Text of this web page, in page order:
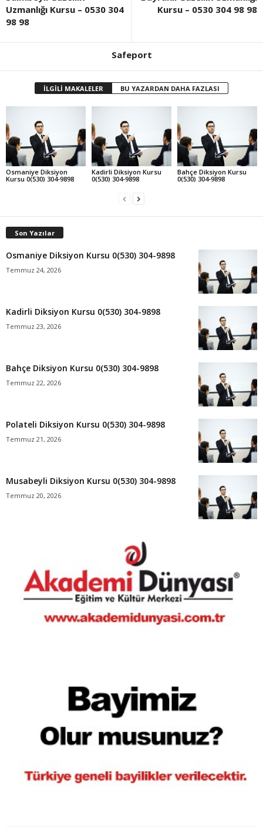
Uzmanlığı Kursu – 0530 304
98 98
Kursu – 0530 304 98 98
Safeport
İLGİLİ MAKALELER BU YAZARDAN DAHA FAZLASI
Osmaniye Diksiyon
Kursu 0(530) 304-9898
Kadirli Diksiyon Kursu
0(530) 304-9898
Bahçe Diksiyon Kursu
0(530) 304-9898
Son Yazılar
Osmaniye Diksiyon Kursu 0(530) 304-9898
Temmuz 24, 2026
Kadirli Diksiyon Kursu 0(530) 304-9898
Temmuz 23, 2026
Bahçe Diksiyon Kursu 0(530) 304-9898
Temmuz 22, 2026
Polateli Diksiyon Kursu 0(530) 304-9898
Temmuz 21, 2026
Musabeyli Diksiyon Kursu 0(530) 304-9898
Temmuz 20, 2026